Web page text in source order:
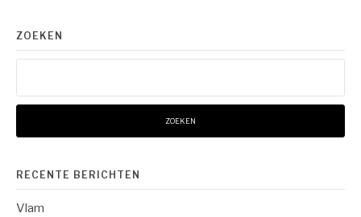
ZOEKEN
RECENTE BERICHTEN
Vlam